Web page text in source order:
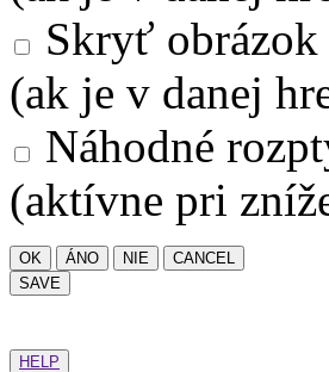
Skryť
(ak je v danej
Náhodné
(aktívne pri
OK ÁNO NIE
CANCEL
SAVE
HELP